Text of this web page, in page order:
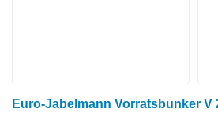
Euro-Jabelmann Vorratsbunker V